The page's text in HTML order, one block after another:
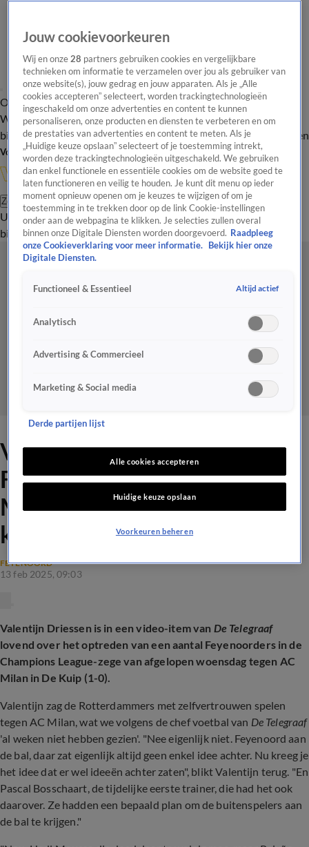
Overzicht Onze programma's Uitzendingen Onze gezichten
In de
WandelgangenInterviewsUitzending
bijwonenPodcastShopVeelgestelde vragenKijkersvraag insturen
Volg Vandaag Inside
Zoeken
UitzendingenVandaag InsideDe OranjezomerShopUitzending
bijwonen
Valentijn looft optreden van
Feyenoorders tegen AC
Milan: 'Hij liet Walker alle
kanten zien!'
FEYENOORD
13 feb 2025, 09:03
Valentijn Driessen is in een video-item van De Telegraaf
lovend over het optreden van een aantal Feyenoorders in de
Champions League-zege van afgelopen woensdag tegen AC
Milan in De Kuip (1-0).
Valentijn zag de Rotterdammers met zelfvertrouwen spelen
tegen AC Milan, wat we volgens de chef voetbal van De Telegraaf
'al weken niet hebben gezien'. "Nee eigenlijk niet. Feyenoord aan
de bal, daar zat eigenlijk altijd geen enkel idee achter. Nu kreeg je
het idee dat er wel ideeën achter zaten", blikt Valentijn terug. "En
Pascal Bosschaart, de tijdelijke eerste trainer, die had het ook
daarover. Ze hadden een bepaald plan om de buitenspelers aan
de bal te krijgen."
Jouw cookievoorkeuren
Wij en onze28 partners gebruiken cookies en vergelijkbare
technieken om informatie te verzamelen over jou als gebruiker van
onze website(s), jouw gedrag en jouw apparaten. Als je „Alle
cookies accepteren” selecteert, worden trackingtechnologieën
ingeschakeld om onze advertenties en content te kunnen
personaliseren, onze producten en diensten te verbeteren en om
de prestaties van advertenties en content te meten. Als je
„Huidige keuze opslaan” selecteert of je toestemming intrekt,
worden deze trackingtechnologieën uitgeschakeld. We gebruiken
dan enkel functionele en essentiële cookies om de website goed te
laten functioneren en veilig te houden. Je kunt dit menu op ieder
moment opnieuw openen om je keuzes te wijzigen of om je
toestemming in te trekken door op de link Cookie-instellingen
onder aan de webpagina te klikken. Je selecties zullen overal
binnen onze Digitale Diensten worden doorgevoerd. Raadpleeg
onze Cookieverklaring voor meer informatie.
Bekijk hier onze
Digitale Diensten.
Functioneel & Essentieel Altijd actief
Analytisch
Advertising & Commercieel
Marketing & Social media
Derde partijen lijst
Alle cookies accepteren
Huidige keuze opslaan
Voorkeuren beheren